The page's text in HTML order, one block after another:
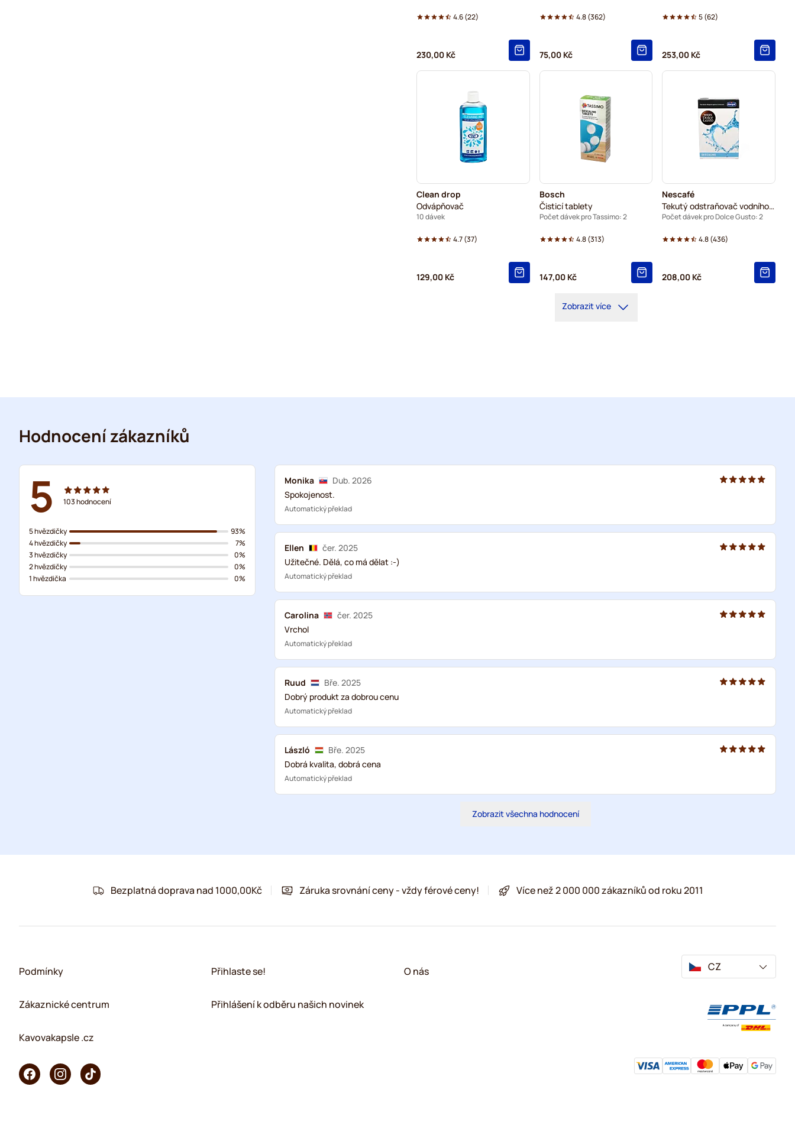
4.6(22)
230,00 Kč
4.8(362)
75,00 Kč
5(62)
253,00 Kč
Clean drop
Odvápňovač
10 dávek
4.7(37)
129,00 Kč
Bosch
Čisticí tablety
Počet dávek pro Tassimo: 2
4.8(313)
147,00 Kč
Nescafé
Tekutý odstraňovač vodního kamene
Počet dávek pro Dolce Gusto: 2
4.8(436)
208,00 Kč
Zobrazit více
Hodnocení zákazníků
5 103hodnocení
5 hvězdičky
4 hvězdičky
3 hvězdičky
2 hvězdičky
1 hvězdička
93%
7%
0%
0%
0%
Monika
Dub. 2026
Spokojenost.
Automatický překlad
Ellen
čer. 2025
Užitečné. Dělá, co má dělat :-)
Automatický překlad
Carolina
čer. 2025
Vrchol
Automatický překlad
Ruud
Bře. 2025
Dobrý produkt za dobrou cenu
Automatický překlad
László
Bře. 2025
Dobrá kvalita, dobrá cena
Automatický překlad
Zobrazit všechna hodnocení
Bezplatná doprava nad 1000,00Kč Záruka srovnání ceny - vždy férové ceny! Více než 2 000 000 zákazníků od roku 2011
Podmínky
Zákaznické centrum
Kavovakapsle .cz
Přihlaste se!
Přihlášení k odběru našich novinek
O nás CZ